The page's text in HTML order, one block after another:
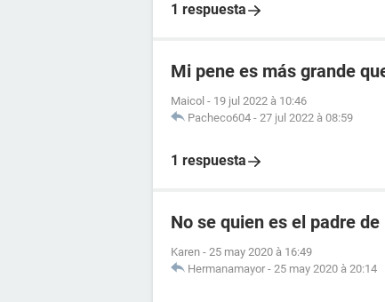
1 respuesta
Mi pene es más grande
Maicol - 19 jul 2022 à 10:46
Pacheco604 - 27 jul 2022 à 08:59
1 respuesta
No se quien es el padre
Karen - 25 may 2020 à 16:49
Hermanamayor - 25 may 2020 à 20:14